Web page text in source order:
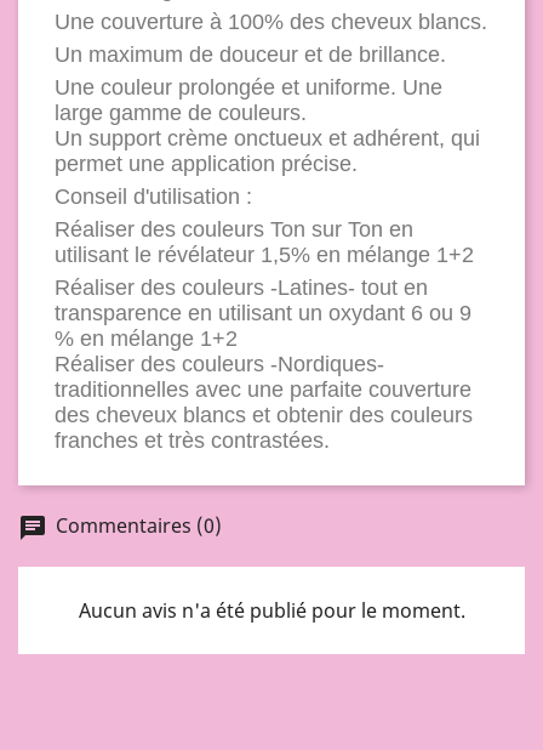
Une couverture à 100% des cheveux blancs.
Un maximum de douceur et de brillance.
Une couleur prolongée et uniforme. Une
large gamme de couleurs.
Un support crème onctueux et adhérent, qui
permet une application précise.
Conseil d'utilisation :
Réaliser des couleurs Ton sur Ton en
utilisant le révélateur 1,5% en mélange 1+2
Réaliser des couleurs -Latines- tout en
transparence en utilisant un oxydant 6 ou 9
% en mélange 1+2
Réaliser des couleurs -Nordiques-
traditionnelles avec une parfaite couverture
des cheveux blancs et obtenir des couleurs
franches et très contrastées.
chat Commentaires (0)
Aucun avis n'a été publié pour le moment.